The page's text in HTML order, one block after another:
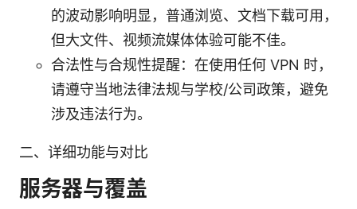
的波动影响明显，普通浏览、文档下载可用，
但大文件、视频流媒体体验可能不佳。
合法性与合规性提醒：在使用任何 VPN 时，
请遵守当地法律法规与学校/公司政策，避免
涉及违法行为。
二、详细功能与对比
服务器与覆盖